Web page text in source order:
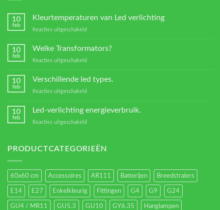
10
feb
Kleurtemperaturen van Led verlichting
Reacties uitgeschakeld
verlichting
10
feb
Welke Transformators?
Reacties uitgeschakeld
Transformators?
10
feb
Verschillende led types.
Reacties uitgeschakeld
10
feb
Led-verlichting energieverbruik.
Reacties uitgeschakeld
energieverbruik.
PRODUCTCATEGORIEËN
60x60 cm Accessoires AR111 Batterijen Breedstralers
E14 E27 Enkelkleurig Fittingen G4 G9 G24
GU4 / MR11 GU5.3 GU10 GY6.35 Hanglampen